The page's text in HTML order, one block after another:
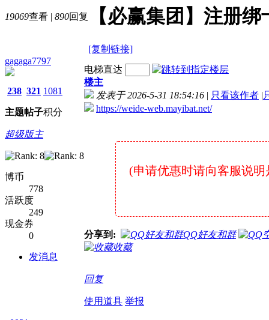
19069查看 | 890回复 【必赢集团】注册
[复制链接]
gagaga7797
238
主题
321
帖子
1081
积分
超级版主
博币
778
活跃度
249
现金券
0
发消息
电梯直达
楼主
发表于 2026-5-31 18:54:16 | 只看该作者 |
https://weide-web.mayibat.net/
(申请优惠时请向客服说明
分享到:
QQ好友和群
收藏
回复
使用道具 举报